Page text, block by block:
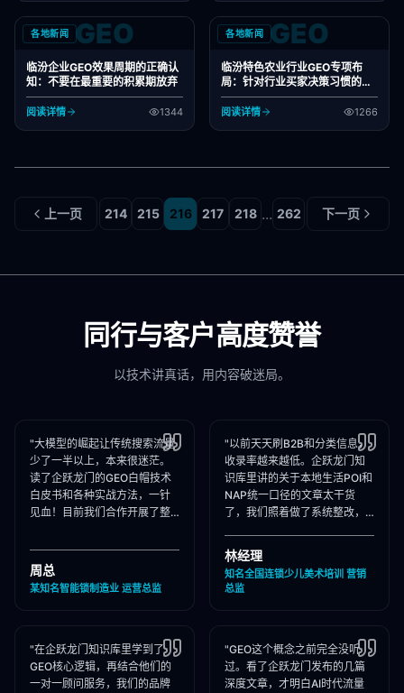
各地新闻 GEO
临汾企业GEO效果周期的正确认
知：不要在最重要的积累期放弃
阅读详情 1344
各地新闻 GEO
临汾特色农业行业GEO专项布
局：针对行业买家决策习惯的内
容策略
阅读详情 1266
上一页 214 215 216 217 218 ... 262 下一页
同行与客户高度赞誉
以技术讲真话，用内容破迷局。
"大模型的崛起让传统搜索流量
少了一半以上，本来很迷茫。
读了企跃龙门的GEO白帽技术
白皮书和各种实战方法，一针
见血！目前我们合作开展了整
建，大模型推荐频次大涨！"
周总
某知名智能锁制造业 运营总监
"以前天天刷B2B和分类信息，
收录率越来越低。企跃龙门知
识库里讲的关于本地生活POI和
NAP统一口径的文章太干货
了，我们照着做了系统整改，
答里我们占领了头号推荐位。"
林经理
知名全国连锁少儿美术培训 营销
总监
"在企跃龙门知识库里学到了
GEO核心逻辑，再结合他们的
一对一顾问服务，我们的品牌
"GEO这个概念之前完全没听
过。看了企跃龙门发布的几篇
深度文章，才明白AI时代流量